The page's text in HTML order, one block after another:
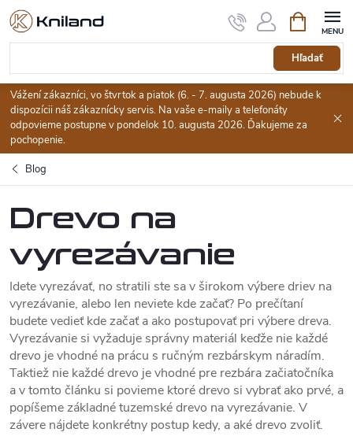
Prejsť
na
obsah
Hľadať
košík
Vážení zákazníci, vo štvrtok a piatok (6. - 7. augusta 2026) nebude k
dispozícii náš zákaznícky servis. Na vaše e-maily a telefonáty
odpovieme postupne v pondelok 10. augusta 2026. Ďakujeme za
pochopenie.
Blog
Drevo na
vyrezávanie
Idete vyrezávať, no stratili ste sa v širokom výbere driev na
vyrezávanie, alebo len neviete kde začať? Po prečítaní
budete vedieť kde začať a ako postupovať pri výbere dreva.
Vyrezávanie si vyžaduje správny materiál keďže nie každé
drevo je vhodné na prácu s ručným rezbárskym náradím.
Taktiež nie každé drevo je vhodné pre rezbára začiatočníka
a v tomto článku si povieme ktoré drevo si vybrať ako prvé, a
popíšeme základné tuzemské drevo na vyrezávanie. V
závere nájdete konkrétny postup kedy, a aké drevo zvoliť.